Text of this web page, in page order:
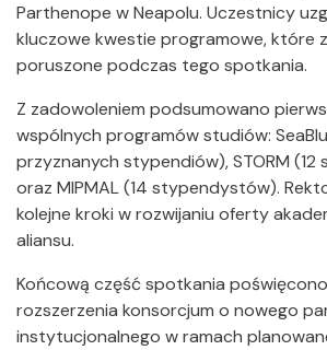
Parthenope w Neapolu. Uczestnicy
kluczowe kwestie programowe, które
poruszone podczas tego spotkania.
Z zadowoleniem podsumowano
wspólnych programów studiów:
przyznanych stypendiów), STORM
oraz MIPMAL (14 stypendystów).
kolejne kroki w rozwijaniu oferty
aliansu.
Końcową część spotkania
rozszerzenia konsorcjum o nowego
instytucjonalnego w ramach